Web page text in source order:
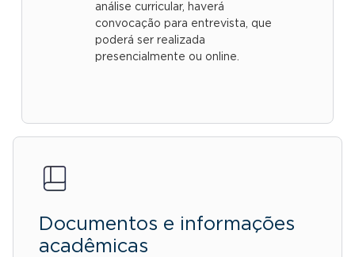
análise curricular, haverá
convocação para entrevista, que
poderá ser realizada
presencialmente ou online.
Documentos e informações
acadêmicas